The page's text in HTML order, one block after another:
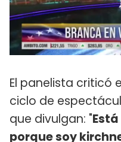
El panelista criticó
ciclo de
que divulgan: "
porque soy